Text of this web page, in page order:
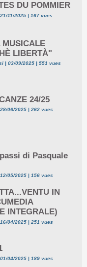
DU POMMIER
11/2025 | 167 vues
MUSICALE
LIBERTÀ"
| 03/09/2025 | 551 vues
24/25
06/2025 | 262 vues
di Pasquale
05/2025 | 156 vues
IN
INTEGRALE)
04/2025 | 251 vues
04/2025 | 189 vues